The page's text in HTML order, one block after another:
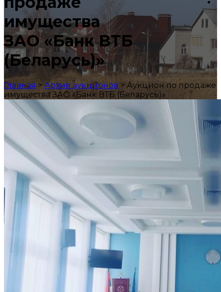
имущества
ЗАО «Банк ВТБ
(Беларусь)»
Главная >Архив аукционов > Аукцион по продаже
имущества ЗАО «Банк ВТБ (Беларусь)»